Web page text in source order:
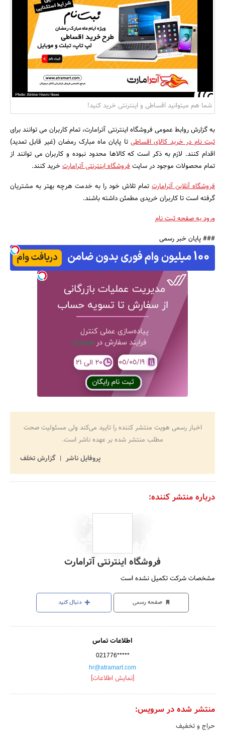
بانک، بیمه و سرمایه
مسکن و ساختمان
شما هم میتوانید اقساطی و اینترنتی خرید کنید!
به گزارش روابط عمومی فروشگاه اینترنتی آترامارت، تمام کاربران می توانند برای
ثبت نام در خرید کالای اقساطیتا پایان ماه مبارک رمضان (غیر قابل تمدید)
اقدام کنند. لازم به ذکر است که کالاها محدود نبوده و کاربران می توانند از
تمام محصولات موجود در سایتفروشگاه اینترنتی آترامارت خرید کنند.
فروشگاه آنلاین آترامارت تمام تلاش خود را به خدمت هرچه بهتر به مشتریان
گرفته است تا کاربران خریدی مطمئن داشته باشند.
ورود به صفحه ثبت نام
### پایان خبر رسمی
اخبار رسمی هویت منتشر کننده را تایید می‌کند ولی مسئولیت صحت
مطلب منتشر شده بر عهده ناشر است.
پروفایل ناشر
گزارش تخلف
درباره منتشر کننده:
فروشگاه اینترنتی آترامارت
مشخصات شرکت تکمیل نشده است
صفحه رسمی دنبال کنید
اطلاعات تماس
021776*****
hr@atramart.com
[نمایش اطلاعات]
منتشر شده در سرویس:
حراج و تخفیف